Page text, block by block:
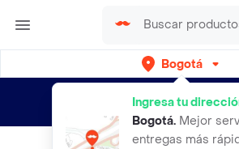
Bogotá
Ingresa tu
Bogotá. Mejor
entregas más
envíos gratis por semanas